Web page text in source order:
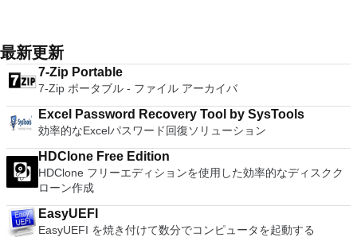
ューターへのログインに使用するのと同じユーザー名とパスワ
ードを入力するだけです。 WIN 7,8,8.1,10をサポートしま
す。 VNC ViewerのMacバージョンをお探しですか？ここから
ダウンロード
Haswell CPU support. Enterprise Quality Virtual Machines -
16 vCPUs, 8TB virtual disks, and 64GB memory. Enhanced
IPv6 Support - IPv6-to-IPv4 NAT (6to4 and 4to6). Virtual
Machine Video Memory - Up to 2GB. Enhanced Connectivity -
USB 3.0, Bluetooth, HD audio, printers, and Skype support.
High Resolution Displays - 4K UHD and QHD+ support.
who are a little skeptical about making the leap over to
Windows 10. By utilizing an app like this, you'll get to try out
all of Windows 10's new features in a safe sandboxed
environment, without the need to install the OS natively.
VMware Workstation Pro doesn't just support Microsofts OS,
you can also install Linux VMs, including Ubuntu, Red Hat,
remote Telnet or SSH hosts. It sports a clean and crisp layout
that is easy to work with. The application does not take a long
time to wrap your head around and is also very light on
system resources. So, if you need a free terminal emulator,
which is easy to master and supports remote Telnet or SSH
host connections then Tera Term is a good choice.
主な機能は次のとおりです。 1台のPCで複数のオペレーティ
ングシステムを同時に実行します。 インストールや構成の問
題なしに、事前構成された製品の利点を体験してください。
ホストコンピューターと仮想マシン間でデータを共有します。
32ビットと64ビットの両方の仮想マシンを実行します。 2-
way Virtual SMPを活用します。 サードパーティの仮想マシン
とイメージを使用します。 ホストコンピューターと仮想マシ
ン間でデータを共有します。 幅広いホストおよびゲストオペ
レーティングシステムのサポート。 USB 2.0デバイスのサポー
ト。 起動時にアプライアンス情報を取得します。 直感的なホ
ームページインターフェイスを介して仮想マシンに簡単にアク
セスできます。 VMware Playerは、Microsoft Virtual Server仮
想マシンまたはMicrosoft Virtual PC仮想マシンもサポートして
最新更新
7-Zip Portable
7-Zip ポータブル - ファイル アーカイバ
Excel Password Recovery Tool by SysTools
効率的なExcelパスワード回復ソリューション
HDClone Free Edition
HDClone フリーエディションを使用した効率的なディスクク
ローン作成
EasyUEFI
EasyUEFI を焼き付けて数分でコンピュータを起動する